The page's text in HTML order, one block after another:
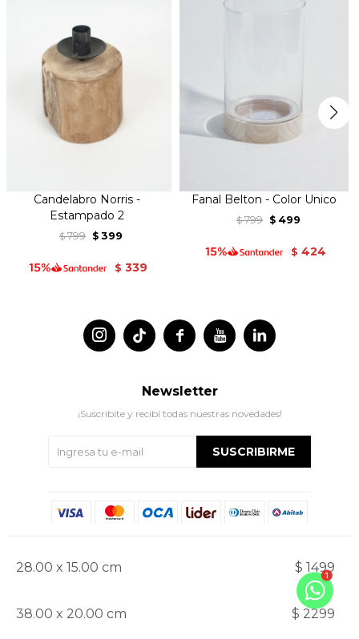
28.00 x 15.00 cm $ 1499
38.00 x 20.00 cm $ 2299
Candelabro Norris -
Estampado 2
$ 799 $ 399
$ 339
Fanal Belton - Color Unico
$ 799 $ 499
$ 424
 
 
Newsletter
¡Suscribite y recibí todas nuestras novedades!
SUSCRIBIRME
© Copyright 2026 / Indian